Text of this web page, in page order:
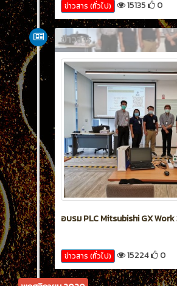
ข่าวสาร (ทั่วไป) 15135 0
ข่าวสาร
อบรม PLC Mitsubishi GX Work
ข่าวสาร (ทั่วไป) 15224 0